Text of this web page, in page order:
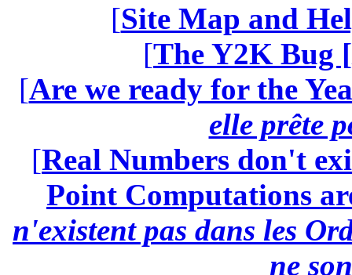
[Site Map and
[The Y2K Bug [
[Are we ready for the
elle prête
[Real Numbers don't
Point Computations
n'existent pas dans les
ne